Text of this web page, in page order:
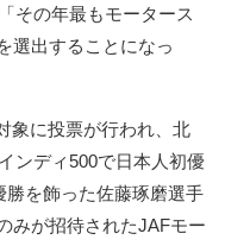
その年最もモータース
選出することになっ
象に投票が行われ、北
ンディ500で日本人初優
勝を飾った佐藤琢磨選手
みが招待されたJAFモー